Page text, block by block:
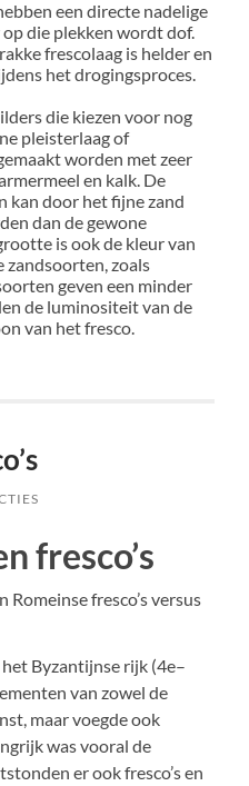
een directe nadelige
die plekken wordt dof.
frescolaag is helder en
het drogingsproces.
die kiezen voor nog
pleisterlaag of
worden met zeer
en kalk. De
kan door het fijne zand
dan de gewone
is ook de kleur van
zandsoorten, zoals
geven een minder
de luminositeit van de
van het fresco.
fresco’s
fresco’s versus
Byzantijnse rijk (4e–
van zowel de
maar voegde ook
was vooral de
er ook fresco’s en